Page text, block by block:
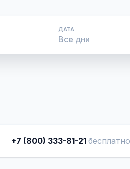
ДАТА
+7 (800) 333-81-21 бесплатно